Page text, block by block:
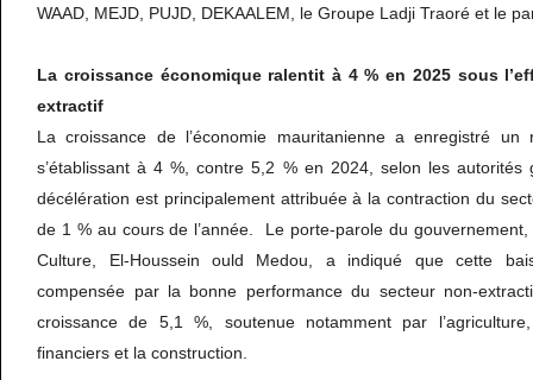
WAAD, MEJD, PUJD, DEKAALEM, le Groupe Ladji Traoré et le
La croissance économique ralentit à 4 % en 2025 sous
extractif
La croissance de l’économie mauritanienne a enregistré un
s’établissant à 4 %, contre 5,2 % en 2024, selon les autorités
décélération est principalement attribuée à la contraction du
de 1 % au cours de l’année. Le porte-parole du
Culture, El-Houssein ould Medou, a indiqué que cette
compensée par la bonne performance du secteur non-
croissance de 5,1 %, soutenue notamment par
financiers et la construction.